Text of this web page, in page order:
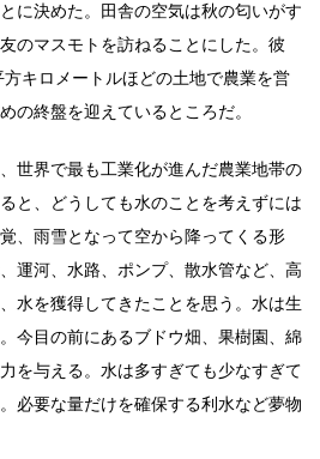
に決めた。田舎の空気は秋の匂いがす
のマスモトを訪ねることにした。彼
キロメートルほどの土地で農業を営
の終盤を迎えているところだ。
世界で最も工業化が進んだ農業地帯の
と、どうしても水のことを考えずには
、雨雪となって空から降ってくる形
運河、水路、ポンプ、散水管など、高
水を獲得してきたことを思う。水は生
今目の前にあるブドウ畑、果樹園、綿
を与える。水は多すぎても少なすぎて
必要な量だけを確保する利水など夢物